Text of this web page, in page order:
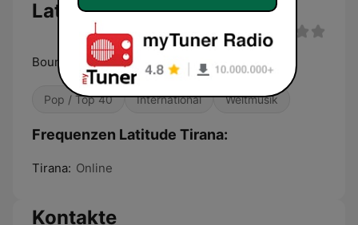
Latitude Tirana
Bounce - Climb - Fly
Pop / Top 40 International Weltmusik
Frequenzen Latitude Tirana:
Tirana: Online
Kontakte